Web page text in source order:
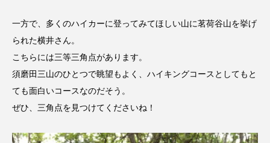
アニメーション映画 アプレンティス
アメリカ アメリカ・イギリス製作
一方で、多くのハイカーに登ってみてほしい山に茗荷谷山を挙げ
られた横井さん。
こちらには三等三角点があります。
須磨田三山のひとつで眺望もよく、ハイキングコースとしてもと
ても面白いコースなのだそう。
ぜひ、三角点を見つけてくださいね！